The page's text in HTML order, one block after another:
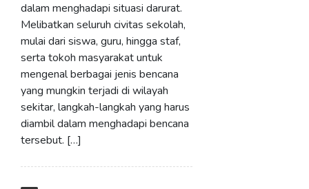
dalam menghadapi situasi darurat.
Melibatkan seluruh civitas sekolah,
mulai dari siswa, guru, hingga staf,
serta tokoh masyarakat untuk
mengenal berbagai jenis bencana
yang mungkin terjadi di wilayah
sekitar, langkah-langkah yang harus
diambil dalam menghadapi bencana
tersebut. […]